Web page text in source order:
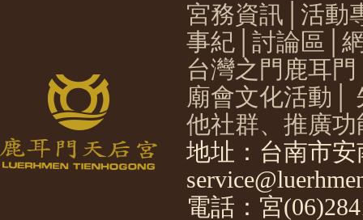
宮務資訊
活動
事紀
討論區
台灣之門鹿耳門
廟會文化活動
他社群、推廣功
地址：台南市
電話：宮